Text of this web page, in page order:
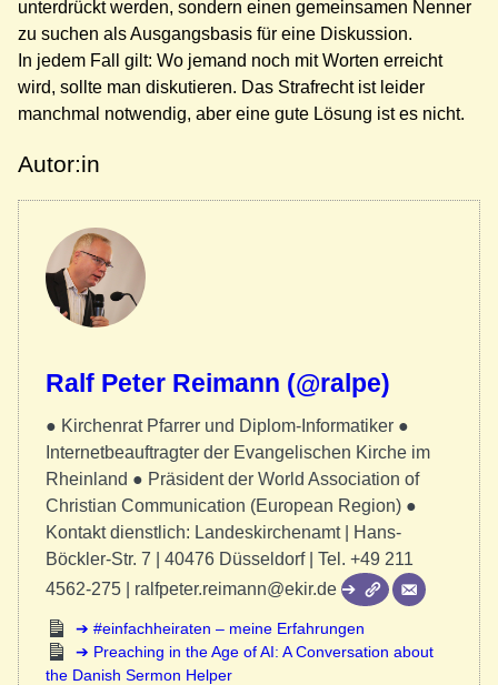
unterdrückt werden, sondern einen gemeinsamen Nenner
zu suchen als Ausgangsbasis für eine Diskussion.
In jedem Fall gilt: Wo jemand noch mit Worten erreicht
wird, sollte man diskutieren. Das Strafrecht ist leider
manchmal notwendig, aber eine gute Lösung ist es nicht.
Autor:in
Ralf Peter Reimann (@ralpe)
● Kirchenrat Pfarrer und Diplom-Informatiker ●
Internetbeauftragter der Evangelischen Kirche im
Rheinland ● Präsident der World Association of
Christian Communication (European Region) ●
Kontakt dienstlich: Landeskirchenamt | Hans-
Böckler-Str. 7 | 40476 Düsseldorf | Tel. +49 211
4562-275 | ralfpeter.reimann@ekir.de
#einfachheiraten – meine Erfahrungen
Preaching in the Age of AI: A Conversation about
the Danish Sermon Helper